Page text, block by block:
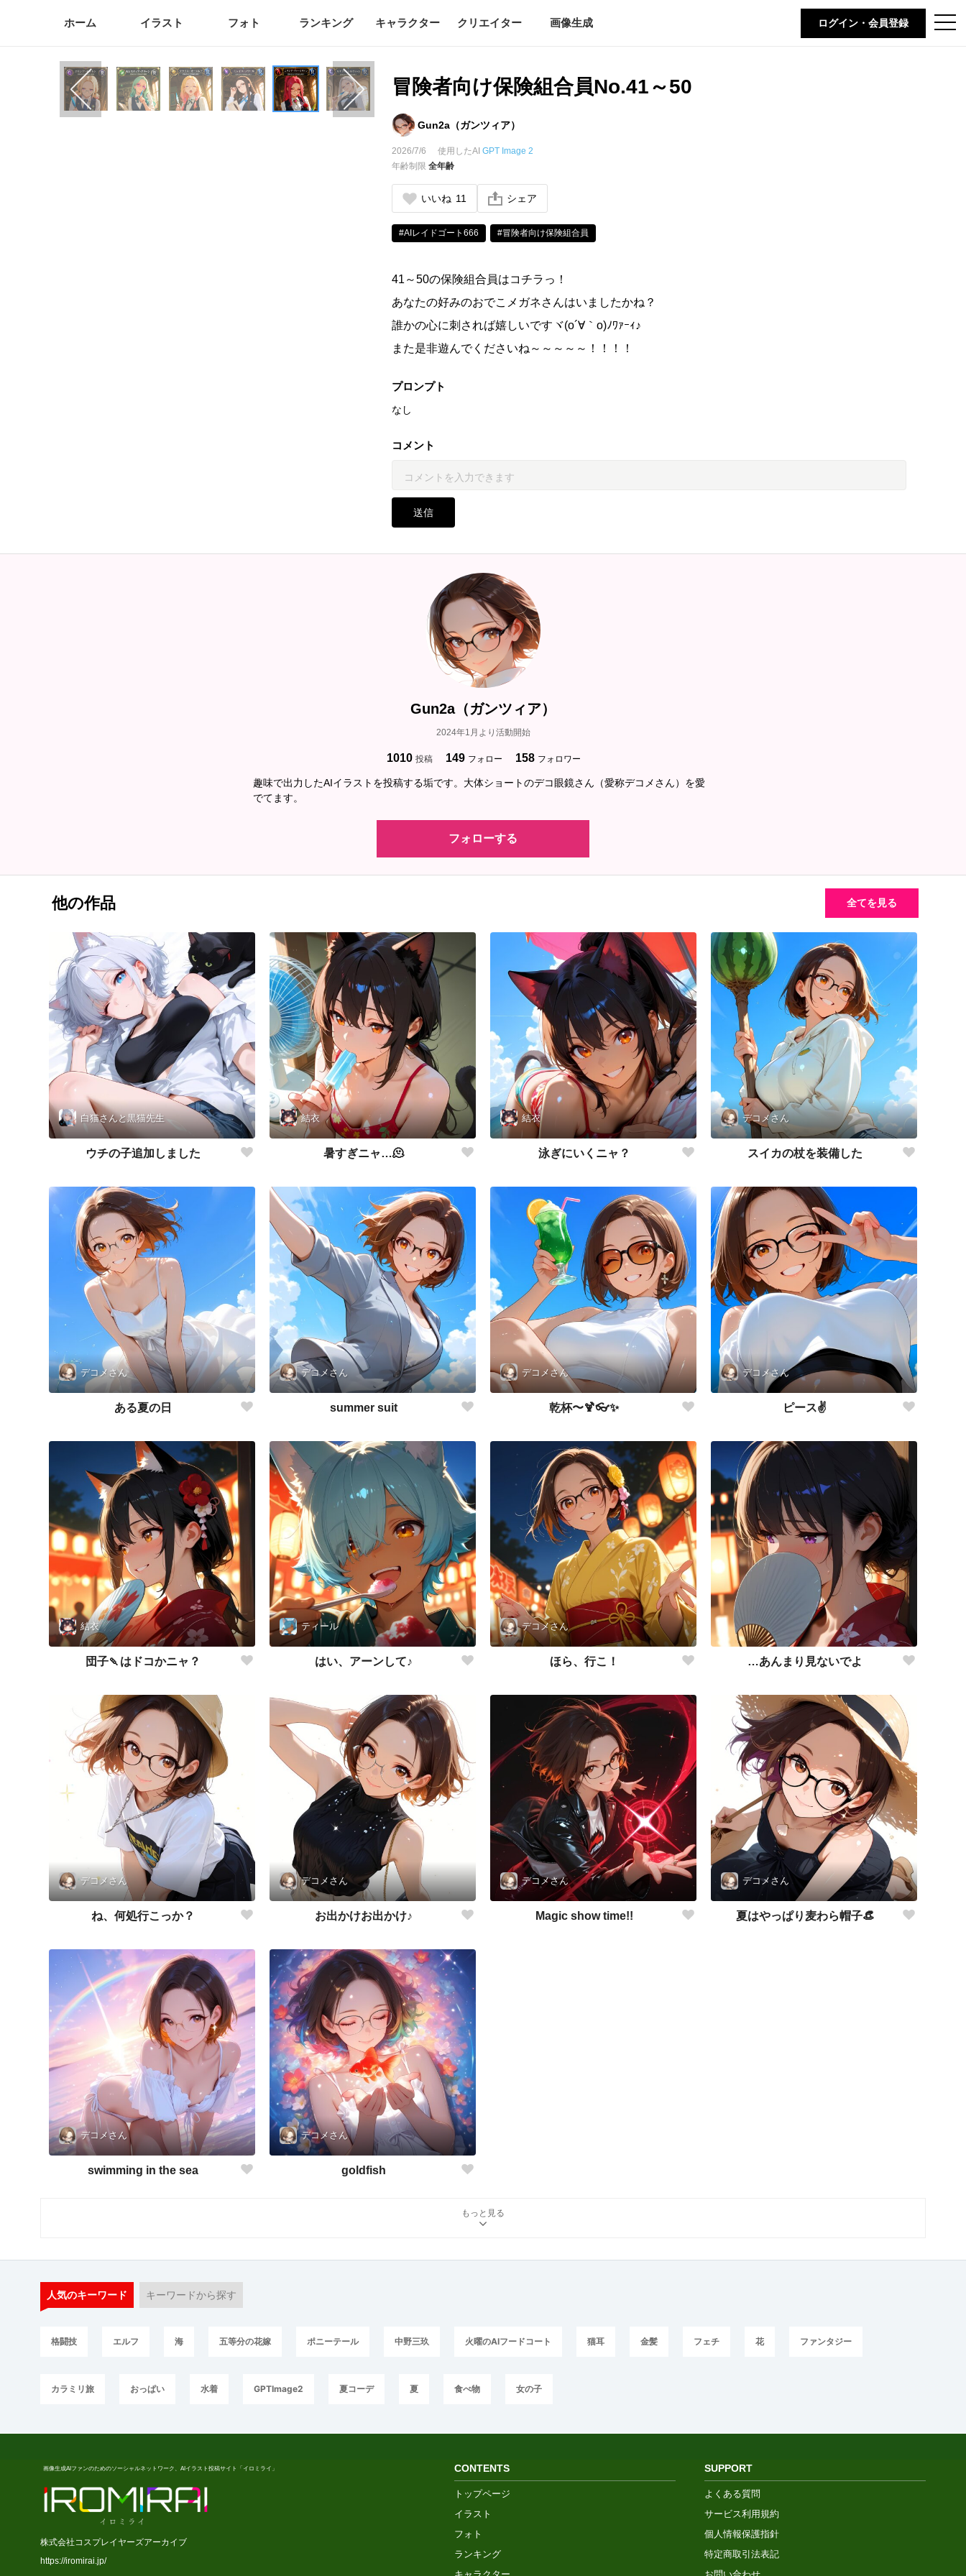
t
o
ホーム イラスト フォト ランキング キャラクター クリエイター 画像生成 ログイン・会員登録
冒険者向け保険組合員No.41～50
Gun2a（ガンツィア）
2026/7/6 使用したAIGPT Image 2
年齢制限全年齢
いいね 11 シェア
#AIレイドゴート666 #冒険者向け保険組合員
41～50の保険組合員はコチラっ！
あなたの好みのおでこメガネさんはいましたかね？
誰かの心に刺されば嬉しいですヾ(o´∀｀o)ﾉﾜｧｰｨ♪
また是非遊んでくださいね～～～～～！！！！
プロンプト
なし
コメント
送信
Gun2a（ガンツィア）
2024年1月より活動開始
1010 投稿 149 フォロー 158 フォロワー
趣味で出力したAIイラストを投稿する垢です。大体ショートのデコ眼鏡さん（愛称デコメさん）を愛
でてます。
フォローする
他の作品 全てを見る
白猫さんと黒猫先生
ウチの子追加しました
結衣
暑すぎニャ…🫠
結衣
泳ぎにいくニャ？
デコメさん
スイカの杖を装備した
デコメさん
ある夏の日
デコメさん
summer suit
デコメさん
乾杯〜🍹👓✨
デコメさん
ピース✌️
結衣
団子🍡はドコかニャ？
ティール
はい、アーンして♪
デコメさん
ほら、行こ！ …あんまり見ないでよ
デコメさん
ね、何処行こっか？
デコメさん
お出かけお出かけ♪
デコメさん
Magic show time!!
デコメさん
夏はやっぱり麦わら帽子👒
デコメさん
swimming in the sea
デコメさん
goldfish
もっと見る
人気のキーワード キーワードから探す
格闘技 エルフ 海 五等分の花嫁 ポニーテール 中野三玖 火曜のAIフードコート 猫耳 金髪 フェチ 花 ファンタジー
カラミリ旅 おっぱい 水着 GPTImage2 夏コーデ 夏 食べ物 女の子
画像生成AIファンのためのソーシャルネットワーク、AIイラスト投稿サイト「イロミライ」
株式会社コスプレイヤーズアーカイブ
https://iromirai.jp/
SUPPORT
よくある質問
サービス利用規約
個人情報保護指針
特定商取引法表記
CONTENTS
トップページ
イラスト
フォト
ランキング